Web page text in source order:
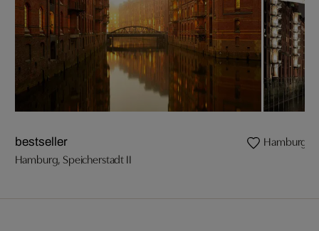
bestseller
Hamburg, Speicherstadt II
Hamburg,